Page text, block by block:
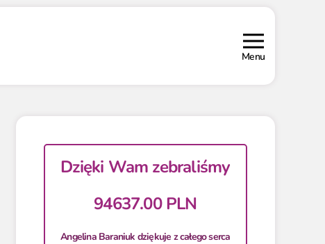
Menu
Dzięki Wam zebraliśmy
94637.00 PLN
Angelina Baraniuk dziękuje z całego serca